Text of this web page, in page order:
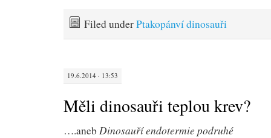
Filed underPtakopánví dinosauři
19.6.2014 · 13:53
Měli dinosauři teplou krev?
….aneb Dinosauří endotermie podruhé